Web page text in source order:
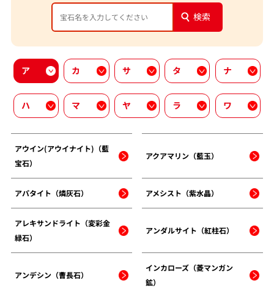
検索
ア カ サ タ ナ
ハ マ ヤ ラ ワ
アウイン(アウイナイト)（藍
宝石）
アクアマリン（藍玉）
アパタイト（燐灰石） アメシスト（紫水晶）
アレキサンドライト（変彩金
緑石）
アンダルサイト（紅柱石）
アンデシン（曹長石）
インカローズ（菱マンガン
鉱）